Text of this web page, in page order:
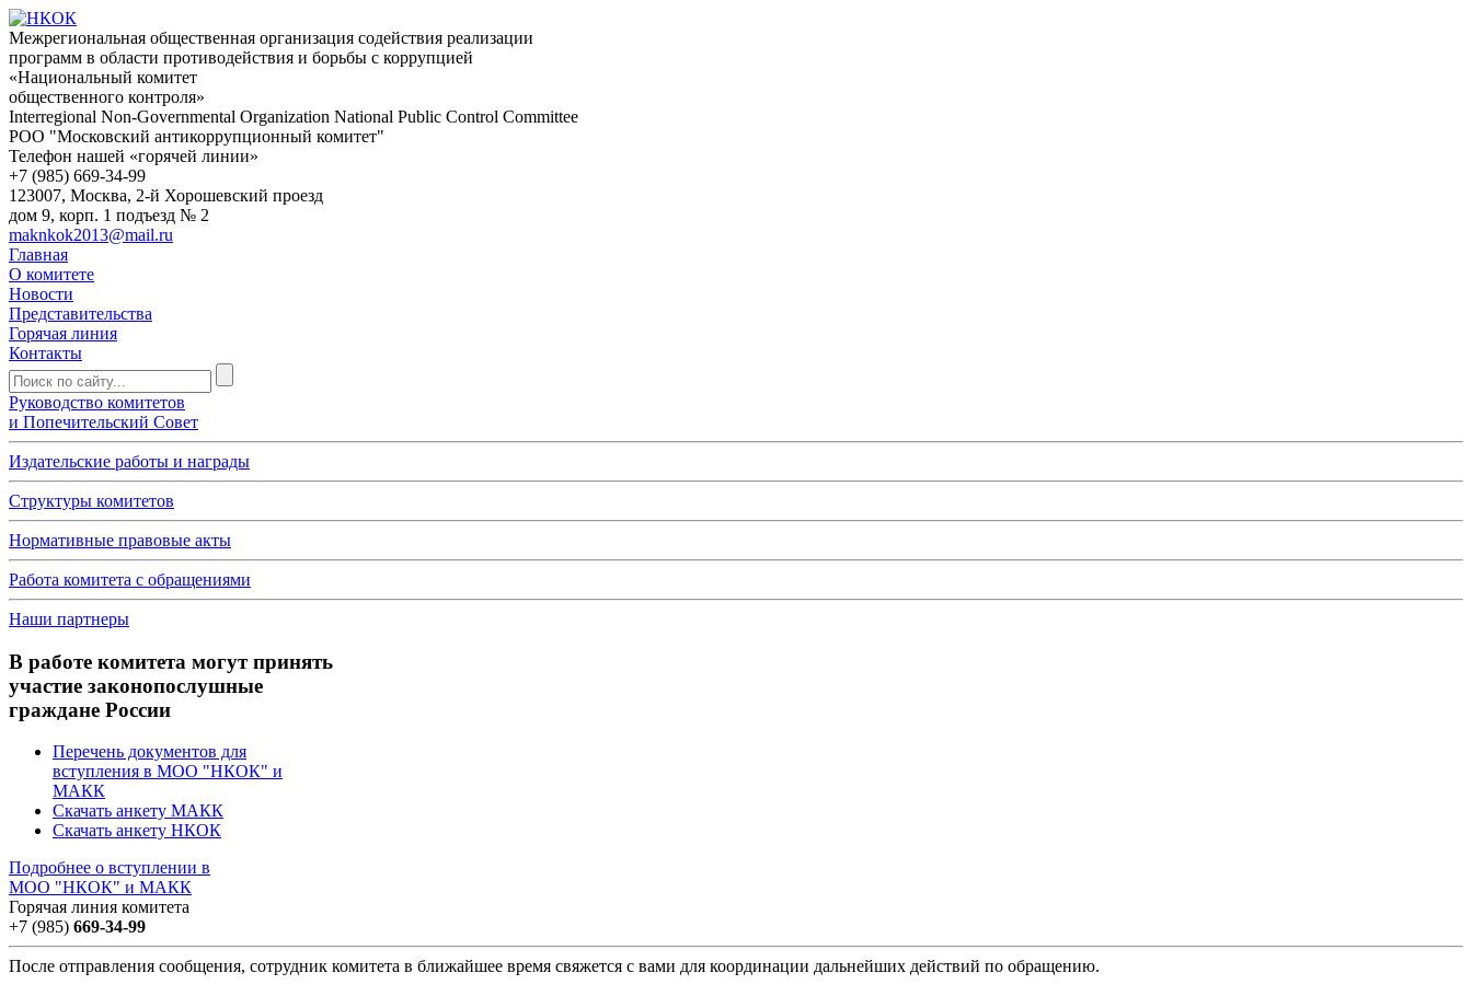
Межрегиональная общественная организация содействия реализации
программ в области противодействия и борьбы с коррупцией
«Национальный комитет
общественного контроля»
Interregional Non-Governmental Organization National Public Control Committee
РОО "Московский антикоррупционный комитет"
Телефон нашей «горячей линии»
+7 (985) 669-34-99
123007, Москва, 2-й Хорошевский проезд
дом 9, корп. 1 подъезд № 2
maknkok2013@mail.ru
Главная
О комитете
Новости
Представительства
Горячая линия
Контакты
Руководство комитетов
и Попечительский Совет
Издательские работы и награды
Структуры комитетов
Нормативные правовые акты
Работа комитета с обращениями
Наши партнеры
В работе комитета могут принять
участие законопослушные
граждане России
Перечень документов для
вступления в МОО "НКОК" и
МАКК
Скачать анкету МАКК
Скачать анкету НКОК
Подробнее о вступлении в
МОО "НКОК" и МАКК
Горячая линия комитета
+7 (985) 669-34-99
После отправления сообщения, сотрудник комитета в ближайшее время свяжется с вами для координации дальнейших действий по обращению.